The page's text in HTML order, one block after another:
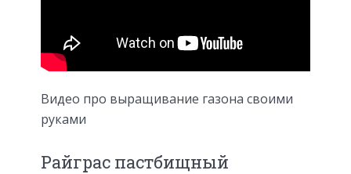
Видео про выращивание газона своими
руками
Райграс пастбищный